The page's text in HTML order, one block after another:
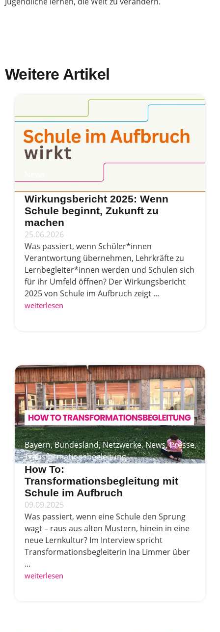
Weitere Artikel
Wirkungsbericht 2025: Wenn
Schule beginnt, Zukunft zu
machen
25.06.2026
Was passiert, wenn Schüler*innen
Verantwortung übernehmen, Lehrkräfte zu
Lernbegleiter*innen werden und Schulen sich
für ihr Umfeld öffnen? Der Wirkungsbericht
2025 von Schule im Aufbruch zeigt ...
weiterlesen
Bayern,Bundesland,Netzwerke,News,Presse,
Transformationsbegleitung
How To:
Transformationsbegleitung mit
Schule im Aufbruch
09.09.2025
Was passiert, wenn eine Schule den Sprung
wagt – raus aus alten Mustern, hinein in eine
neue Lernkultur? Im Interview spricht
Transformationsbegleiterin Ina Limmer über
...
weiterlesen